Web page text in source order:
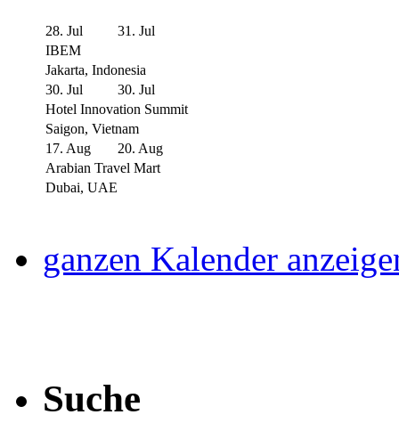
28. Jul
31. Jul
IBEM
Jakarta, Indonesia
30. Jul
30. Jul
Hotel Innovation Summit
Saigon, Vietnam
17. Aug
20. Aug
Arabian Travel Mart
Dubai, UAE
ganzen Kalender
Suche